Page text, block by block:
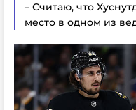
– Считаю, что
место в одном из